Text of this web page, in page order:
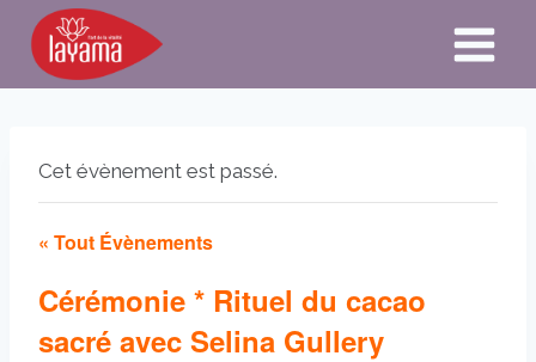
Aller
contenu
Cet évènement est passé.
« Tout Évènements
Cérémonie * Rituel du cacao
sacré avec Selina Gullery